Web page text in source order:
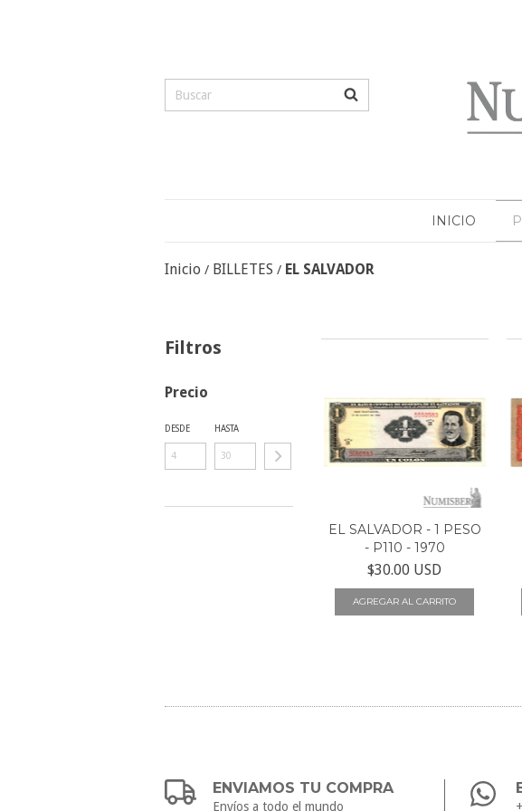
INICIO
Inicio / BILLETES / EL SALVADOR
Filtros
Precio
DESDE HASTA
EL SALVADOR - 1 PESO
- P110 - 1970
$30.00 USD
ENVIAMOS TU COMPRA
Envíos a todo el mundo